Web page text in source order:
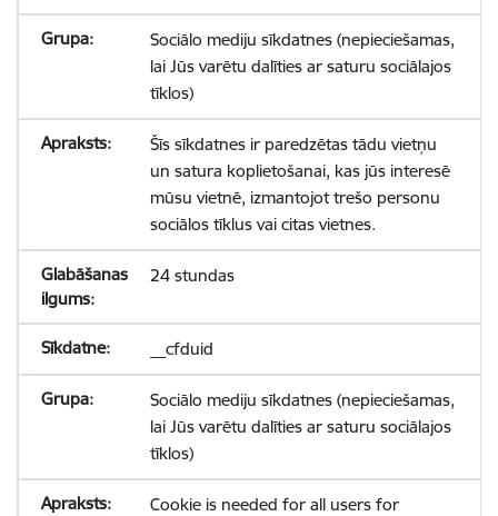
Sociālo mediju sīkdatnes (nepieciešamas,
lai Jūs varētu dalīties ar saturu sociālajos
tīklos)
Šīs sīkdatnes ir paredzētas tādu vietņu
un satura koplietošanai, kas jūs interesē
mūsu vietnē, izmantojot trešo personu
sociālos tīklus vai citas vietnes.
24 stundas
__cfduid
Sociālo mediju sīkdatnes (nepieciešamas,
lai Jūs varētu dalīties ar saturu sociālajos
tīklos)
Cookie is needed for all users for